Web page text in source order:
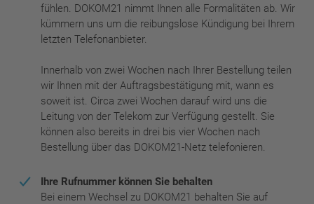
fühlen. DOKOM21 nimmt Ihnen alle Formalitäten ab. Wir
kümmern uns um die reibungslose Kündigung bei Ihrem
letzten Telefonanbieter.
Innerhalb von zwei Wochen nach Ihrer Bestellung teilen
wir Ihnen mit der Auftragsbestätigung mit, wann es
soweit ist. Circa zwei Wochen darauf wird uns die
Leitung von der Telekom zur Verfügung gestellt. Sie
können also bereits in drei bis vier Wochen nach
Bestellung über das DOKOM21-Netz telefonieren.
Ihre Rufnummer können Sie behalten
Bei einem Wechsel zu DOKOM21 behalten Sie auf